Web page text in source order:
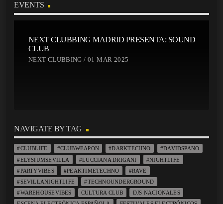
EVENTS
NEXT CLUBBING MADRID PRESENTA: SOUND
CLUB
NEXT CLUBBING / 01 MAR 2025
NAVIGATE BY TAG
#CLUBLIFE #CLUBWEAPON #DARKTECHNO
#DAVIDSPANO
#ELYSIUMSEVILLA
#LUCCIANA DRIGANI
#NIGHTLIFE
#PARTYVIBES
#PEAKTIMETECHNO
#RAVE
#SEVILLANIGHTLIFE
#TECHNOUNDERGROUND
#WAREHOUSEVIBES
CULTURA CLUB
DJS NACIONALES